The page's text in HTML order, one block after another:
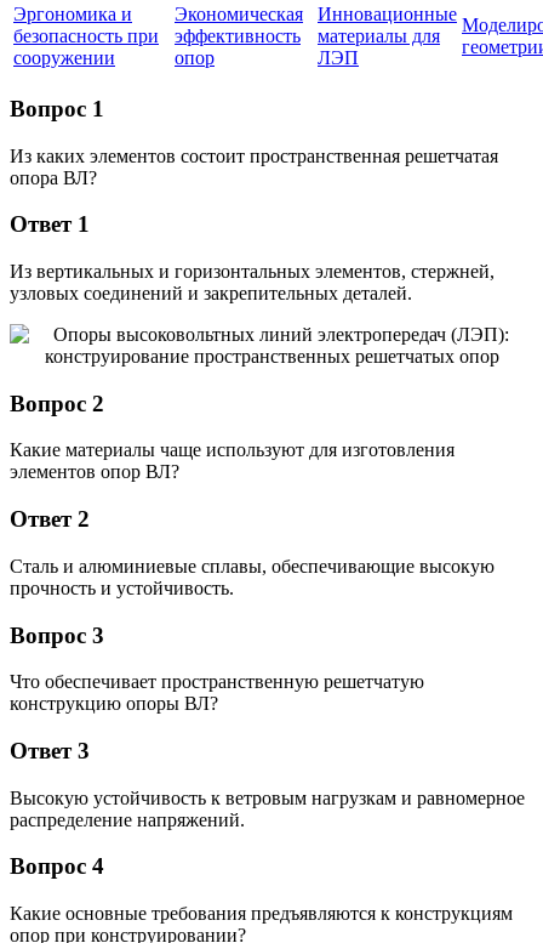
Эргономика и
безопасность при
сооружении
Экономическая
эффективность
опор
Инновационные
материалы для
ЛЭП
Вопрос 1
Из каких элементов состоит пространственная решетчатая
опора ВЛ?
Ответ 1
Из вертикальных и горизонтальных элементов, стержней,
узловых соединений и закрепительных деталей.
Вопрос 2
Какие материалы чаще используют для изготовления
элементов опор ВЛ?
Ответ 2
Сталь и алюминиевые сплавы, обеспечивающие высокую
прочность и устойчивость.
Вопрос 3
Что обеспечивает пространственную решетчатую
конструкцию опоры ВЛ?
Ответ 3
Высокую устойчивость к ветровым нагрузкам и равномерное
распределение напряжений.
Вопрос 4
Какие основные требования предъявляются к конструкциям
опор при конструировании?